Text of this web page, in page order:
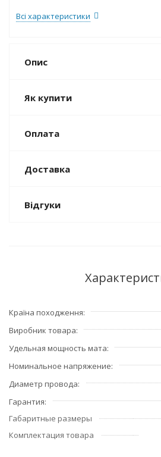
Всі характеристики
Опис
Як купити
Оплата
Доставка
Відгуки
Країна походження
Виробник товара
Удельная мощность мата
Номинальное напряжение
Диаметр провода
Гарантия
Габаритные размеры
Комплектация товара